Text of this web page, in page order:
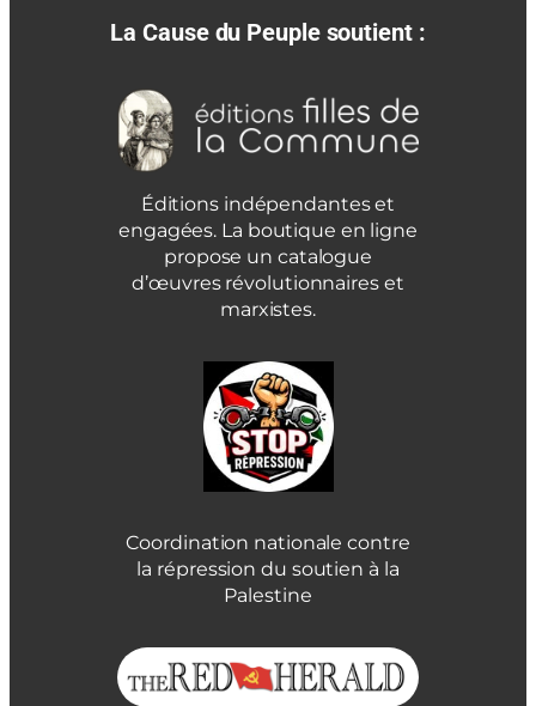
La Cause du Peuple soutient :
Éditions indépendantes et
engagées. La boutique en ligne
propose un catalogue
d’œuvres révolutionnaires et
marxistes.
Coordination nationale contre
la répression du soutien à la
Palestine